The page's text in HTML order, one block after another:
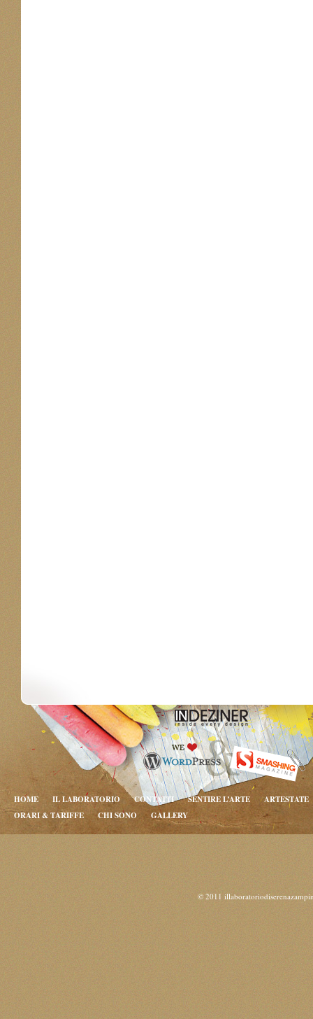
HOME IL LABORATORIO CONTATTI SENTIRE L’ARTE
ARTESTATE
ORARI & TARIFFE
CHI SONO GALLERY
© 2011